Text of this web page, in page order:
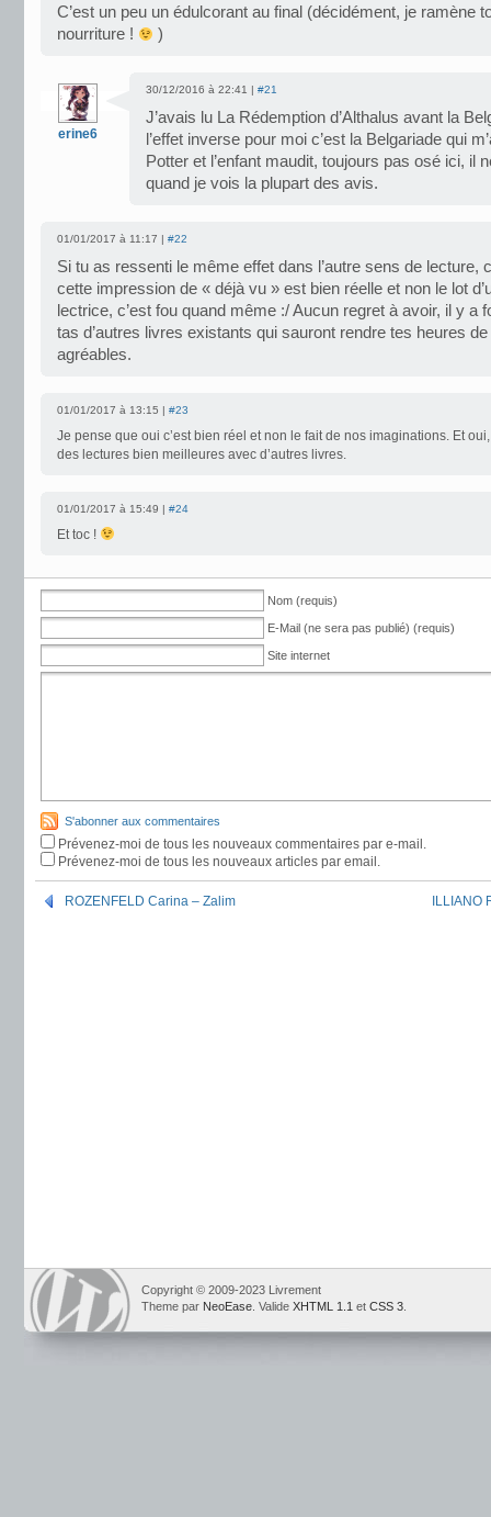
C’est un peu un édulcorant au final (décidément, je ramène
nourriture !
)
erine6
30/12/2016 à 22:41 | #21
J’avais lu La Rédemption d’Althalus avant la
l’effet inverse pour moi c’est la Belgariade qui
Potter et l’enfant maudit, toujours pas osé ici, il
quand je vois la plupart des avis.
01/01/2017 à 11:17 | #22
Si tu as ressenti le même effet dans l’autre sens de lecture,
cette impression de « déjà vu » est bien réelle et non le lot
lectrice, c’est fou quand même :/ Aucun regret à avoir, il y a
tas d’autres livres existants qui sauront rendre tes heures
agréables.
01/01/2017 à 13:15 | #23
Je pense que oui c’est bien réel et non le fait de nos imaginations. Et
des lectures bien meilleures avec d’autres livres.
01/01/2017 à 15:49 | #24
Et toc !
Nom (requis)
E-Mail (ne sera pas publié) (requis)
Site internet
S'abonner aux commentaires
Prévenez-moi de tous les nouveaux commentaires par e-mail.
Prévenez-moi de tous les nouveaux articles par email.
ROZENFELD Carina – Zalim ILLIANO
Copyright © 2009-2023 Livrement
Theme par NeoEase . Valide XHTML 1.1 et CSS 3